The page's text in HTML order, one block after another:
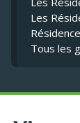
Les
Tous les